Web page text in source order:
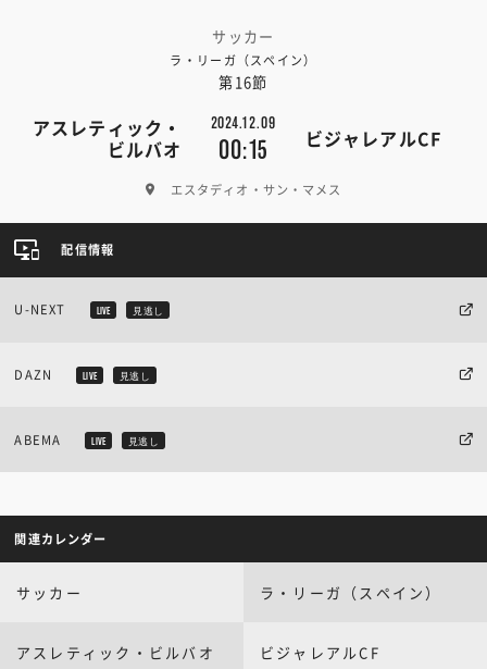
サッカー
ラ・リーガ（スペイン）
第16節
アスレティック・
ビルバオ
2024.12.09
00:15 ビジャレアルCF
エスタディオ・サン・マメス
配信情報
U-NEXT LIVE 見逃し
DAZN LIVE 見逃し
ABEMA LIVE 見逃し
関連カレンダー
サッカー ラ・リーガ（スペイン）
アスレティック・ビルバオ ビジャレアルCF